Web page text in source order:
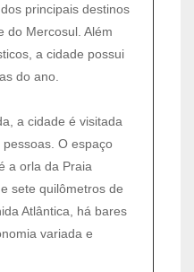
principais destinos
do Mercosul. Além
a cidade possui
do ano.
a cidade é visitada
O espaço
a orla da Praia
sete quilômetros de
Atlântica, há bares
variada e